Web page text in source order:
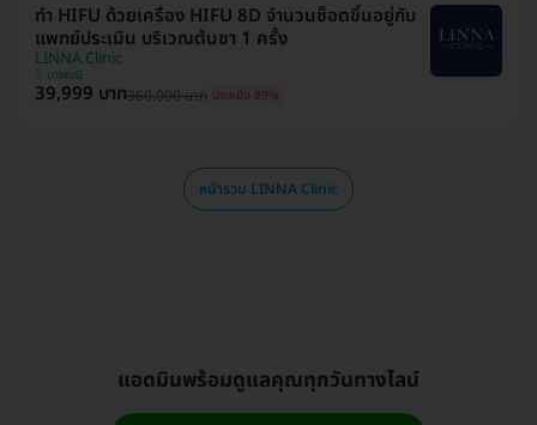
ทำ HIFU ด้วยเครื่อง HIFU 8D จำนวนช็อตขึ้นอยู่กับ
แพทย์ประเมิน บริเวณต้นขา 1 ครั้ง
LINNA Clinic
บางกะปิ
39,999 บาท360,000 บาท ประหยัด 89%
หน้ารวม LINNA Clinic
แอดมินพร้อมดูแลคุณทุกวันทางไลน์